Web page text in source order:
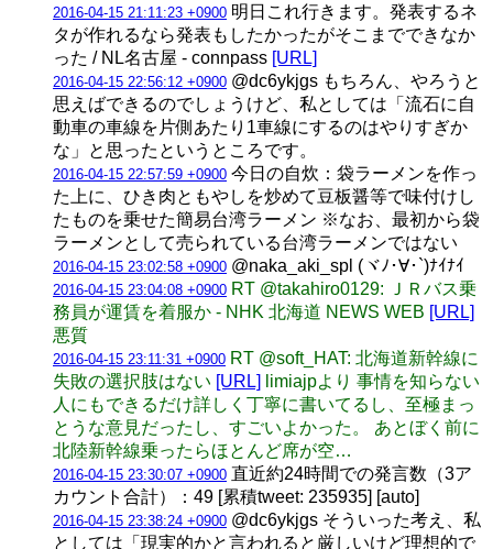
2016-04-15 21:11:23 +0900 明日これ行きます。発表するネ
タが作れるなら発表もしたかったがそこまでできなか
った / NL名古屋 - connpass [URL]
2016-04-15 22:56:12 +0900 @dc6ykjgs もちろん、やろうと
思えばできるのでしょうけど、私としては「流石に自
動車の車線を片側あたり1車線にするのはやりすぎか
な」と思ったというところです。
2016-04-15 22:57:59 +0900 今日の自炊：袋ラーメンを作っ
た上に、ひき肉ともやしを炒めて豆板醤等で味付けし
たものを乗せた簡易台湾ラーメン ※なお、最初から袋
ラーメンとして売られている台湾ラーメンではない
2016-04-15 23:02:58 +0900 @naka_aki_spl (ヾﾉ･∀･`)ﾅｲﾅｲ
2016-04-15 23:04:08 +0900 RT @takahiro0129: ＪＲバス乗
務員が運賃を着服か - NHK 北海道 NEWS WEB [URL]
悪質
2016-04-15 23:11:31 +0900 RT @soft_HAT: 北海道新幹線に
失敗の選択肢はない [URL]
limiajpより 事情を知らない
人にもできるだけ詳しく丁寧に書いてるし、至極まっ
とうな意見だったし、すごいよかった。 あとぼく前に
北陸新幹線乗ったらほとんど席が空…
2016-04-15 23:30:07 +0900 直近約24時間での発言数（3ア
カウント合計）：49 [累積tweet: 235935] [auto]
2016-04-15 23:38:24 +0900 @dc6ykjgs そういった考え、私
としては「現実的かと言われると厳しいけど理想的で